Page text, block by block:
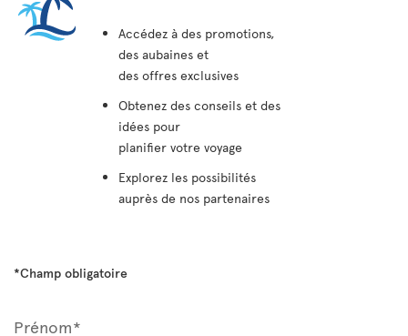
Accédez à des promotions,
des aubaines et
des offres exclusives
Obtenez des conseils et des
idées pour
planifier votre voyage
Explorez les possibilités
auprès de nos partenaires
*Champ obligatoire
Prénom*